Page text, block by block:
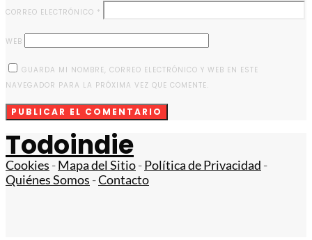
CORREO ELECTRÓNICO *
WEB
GUARDA MI NOMBRE, CORREO ELECTRÓNICO Y WEB EN ESTE
NAVEGADOR PARA LA PRÓXIMA VEZ QUE COMENTE.
Todoindie
Cookies -Mapa del Sitio-Política de Privacidad -
Quiénes Somos -Contacto